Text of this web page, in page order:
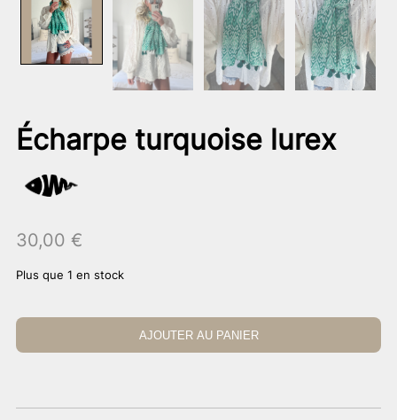
Écharpe turquoise lurex
30,00 €
Plus que 1 en stock
AJOUTER AU PANIER